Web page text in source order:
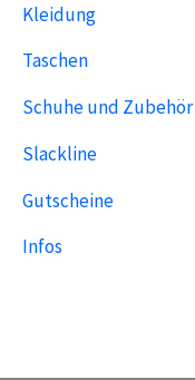
Kleidung
Taschen
Schuhe und Zubehör
Slackline
Gutscheine
Infos